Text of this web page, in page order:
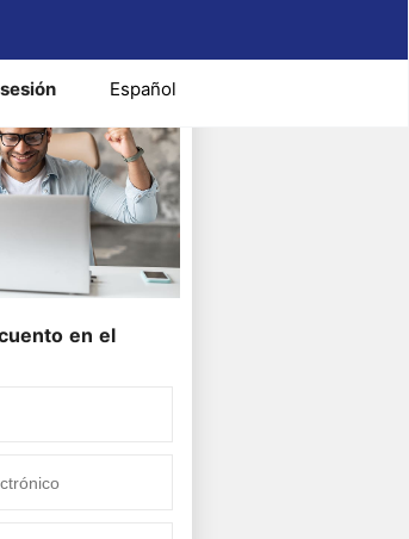
Español
en el
2026